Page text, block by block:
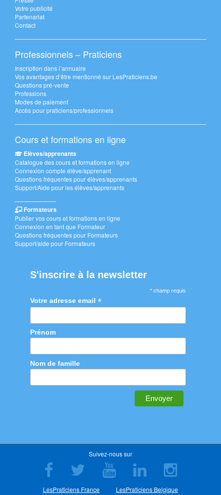
Votre publicité
Partenariat
Contact
Professionnels – Praticiens
Inscription dans l’annuaire
Vos avantages d’être mentionné sur LesPraticiens.be
Questions pré-vente
Professions
Modes de paiement
Accès pour praticiens/professionnels
Cours et formations en ligne
Elèves/apprenants
Catalogue des cours et formations en ligne
Connexion compte élève/apprenant
Questions fréquentes pour élèves/apprenants
Support/Aide pour les élèves/apprenants
———————
Formateurs
Publier vos cours et formations en ligne
Connexion en tant que Formateur
Questions fréquentes pour Formateurs
Support/aide pour Formateurs
S'inscrire à la newsletter
* champ requis
Votre adresse email*
Prénom
Nom de famille
Suivez-nous sur
LesPraticiens France LesPraticiens Belgique